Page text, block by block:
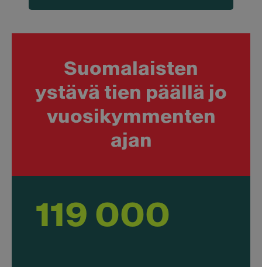
Suomalaisten
ystävä tien päällä jo
vuosi­kymmenten
ajan
119 000